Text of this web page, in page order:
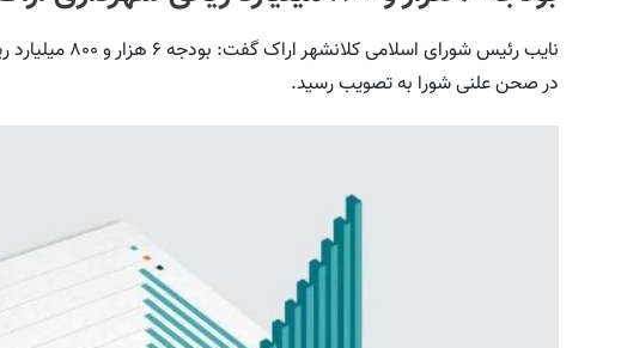
در صحن علنی شورا به تصویب رسید.